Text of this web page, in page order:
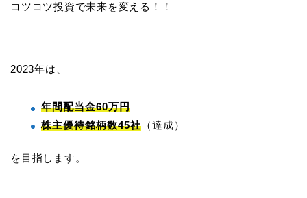
コツコツ投資で未来を変える！！
2023年は、
年間配当金60万円
株主優待銘柄数45社 （達成）
を目指します。